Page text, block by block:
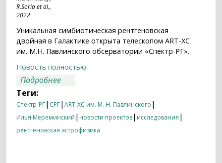
R.Soria et al.,
2022
Уникальная симбиотическая рентгеновская
двойная в Галактике открыта телескопом ART-XC
им. М.Н. Павлинского обсерватории «Спектр-РГ».
Новость полностью
Подробнее
Теги:
Спектр-РГ| СРГ|ART-XC им. М. Н. Павлинского |
Илья Мереминский | новости проектов| исследования |
рентгеновская астрофизика